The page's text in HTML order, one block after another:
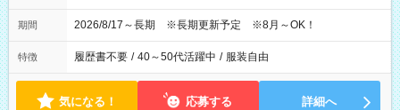
期間 2026/8/17～長期 ※長期更新予定 ※8月～OK！
特徴 履歴書不要 / 40～50代活躍中 / 服装自由
気になる！ 応募する 詳細へ